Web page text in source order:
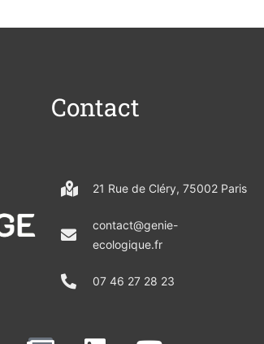
Contact
21 Rue de Cléry, 75002 Paris
contact@genie-
ecologique.fr
07 46 27 28 23